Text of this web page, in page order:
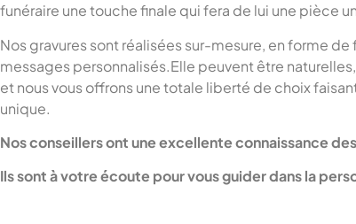
funéraire une touche finale qui fera de lui une pièce
Nos gravures sont réalisées sur-mesure, en forme
messages personnalisés.Elle peuvent être
et nous vous offrons une totale liberté de choix
unique.
Nos conseillers ont une excellente connaissance
Ils sont à votre écoute pour vous guider dans la